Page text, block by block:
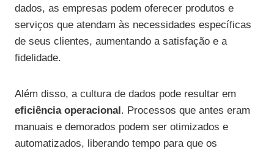
dados, as empresas podem oferecer produtos e
serviços que atendam às necessidades específicas
de seus clientes, aumentando a satisfação e a
fidelidade.
Além disso, a cultura de dados pode resultar em
eficiência operacional . Processos que antes eram
manuais e demorados podem ser otimizados e
automatizados, liberando tempo para que os